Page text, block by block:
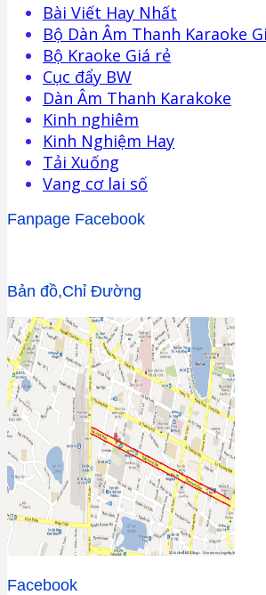
Bài Viết Hay Nhất
Bộ Dàn Âm Thanh Karaoke
Bộ Kraoke Giá rẻ
Cục đẩy BW
Dàn Âm Thanh Karakoke
Kinh nghiêm
Kinh Nghiệm Hay
Tải Xuống
Vang cơ lai số
Fanpage Facebook
Bản đồ,Chỉ Đường
Facebook